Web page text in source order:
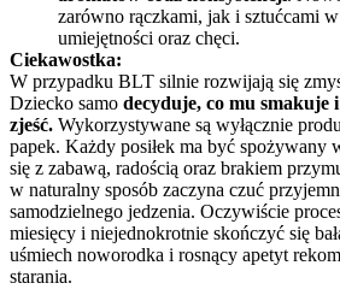
zarówno rączkami, jak i sztućcami
umiejętności oraz chęci.
Ciekawostka:
W przypadku BLT silnie rozwijają się
Dziecko samo decyduje, co mu smakuje
zjeść. Wykorzystywane są wyłącznie
papek. Każdy posiłek ma być spożywany
się z zabawą, radością oraz brakiem
w naturalny sposób zaczyna czuć
samodzielnego jedzenia. Oczywiście
miesięcy i niejednokrotnie skończyć się
uśmiech noworodka i rosnący apetyt
starania.